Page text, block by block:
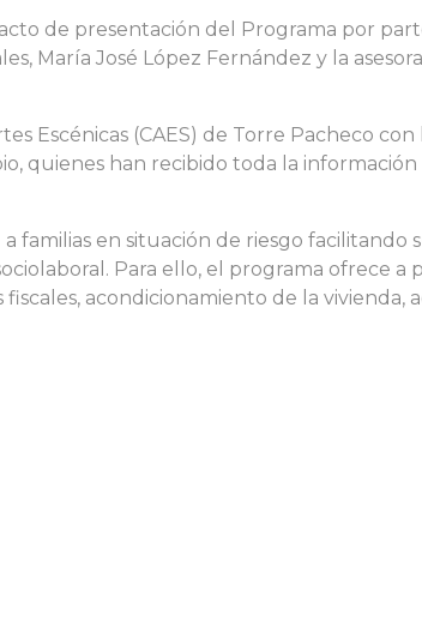
de presentación del Programa por
María José López Fernández y la
Escénicas (CAES) de Torre Pacheco
quienes han recibido toda la
familias en situación de riesgo facilitando
Para ello, el programa ofrece a
acondicionamiento de la vivienda,